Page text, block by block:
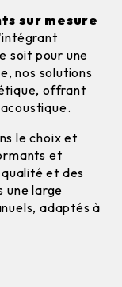
sur mesure
soit pour une
nos solutions
offrant
le choix et
et
et des
une large
adaptés à